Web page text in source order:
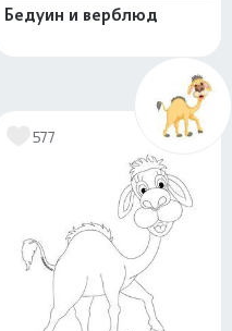
Бедуин и верблюд
577